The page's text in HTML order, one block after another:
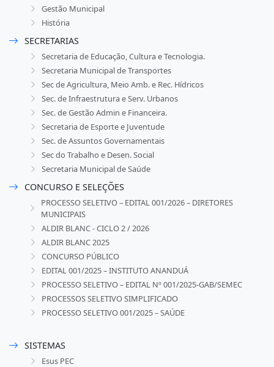
Gestão Municipal
História
SECRETARIAS
Secretaria de Educação, Cultura e Tecnologia.
Secretaria Municipal de Transportes
Sec de Agricultura, Meio Amb. e Rec. Hídricos
Sec. de Infraestrutura e Serv. Urbanos
Sec. de Gestão Admin e Financeira.
Secretaria de Esporte e Juventude
Sec. de Assuntos Governamentais
Sec do Trabalho e Desen. Social
Secretaria Municipal de Saúde
CONCURSO E SELEÇÕES
PROCESSO SELETIVO – EDITAL 001/2026 – DIRETORES
MUNICIPAIS
ALDIR BLANC - CICLO 2 / 2026
ALDIR BLANC 2025
CONCURSO PÚBLICO
EDITAL 001/2025 – INSTITUTO ANANDUÁ
PROCESSO SELETIVO – EDITAL Nº 001/2025-GAB/SEMEC
PROCESSOS SELETIVO SIMPLIFICADO
PROCESSO SELETIVO 001/2025 – SAÚDE
SISTEMAS
Esus PEC